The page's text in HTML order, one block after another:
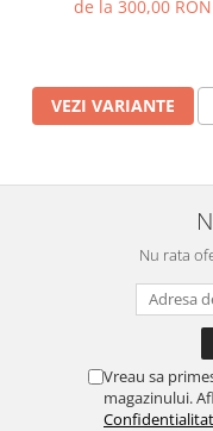
de la 300,00 RON
VEZI VARIANTE
Nu rata
Vreau sa
magazinului.